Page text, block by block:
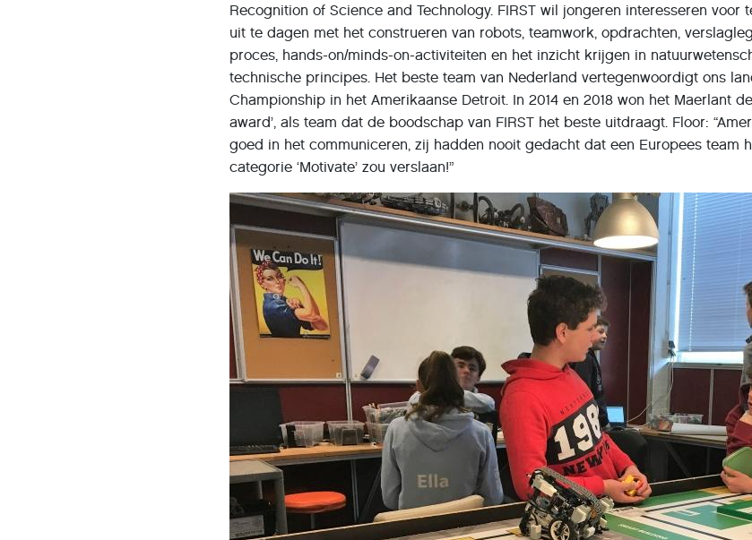
Recognition of Science and Technology. FIRST wil jongeren interesseren voor
uit te dagen met het construeren van robots, teamwork, opdrachten,
proces, hands-on/minds-on-activiteiten en het inzicht krijgen in
technische principes. Het beste team van Nederland vertegenwoordigt ons
Championship in het Amerikaanse Detroit. In 2014 en 2018 won het Maerlant
award’, als team dat de boodschap van FIRST het beste uitdraagt. Floor:
goed in het communiceren, zij hadden nooit gedacht dat een Europees team
categorie ‘Motivate’ zou verslaan!”